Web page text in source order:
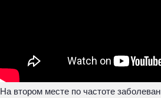
На втором месте по частоте